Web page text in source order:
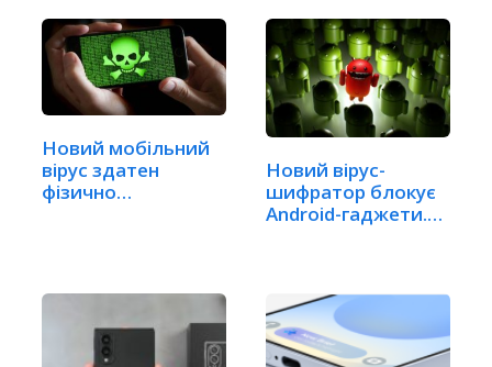
Новий мобільний
вірус здатен
фізично
Новий вірус-
шифратор блокує
Android-гаджети.